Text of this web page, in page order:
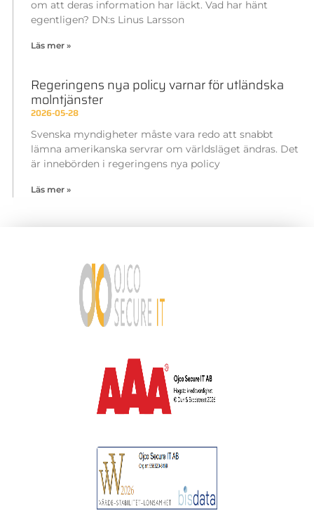
om att deras information har läckt. Vad har hänt
egentligen? DN:s Linus Larsson
Läs mer »
Regeringens nya policy varnar för utländska
molntjänster
2026-05-28
Svenska myndigheter måste vara redo att snabbt
lämna amerikanska servrar om världsläget ändras. Det
är innebörden i regeringens nya policy
Läs mer »